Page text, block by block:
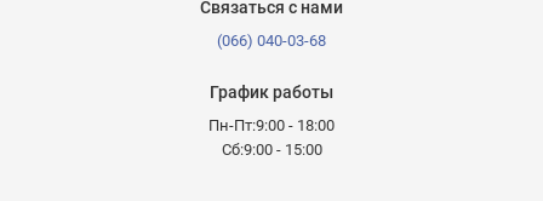
Связаться с нами
(066) 040-03-68
График работы
Пн-Пт:9:00 - 18:00
Сб:9:00 - 15:00